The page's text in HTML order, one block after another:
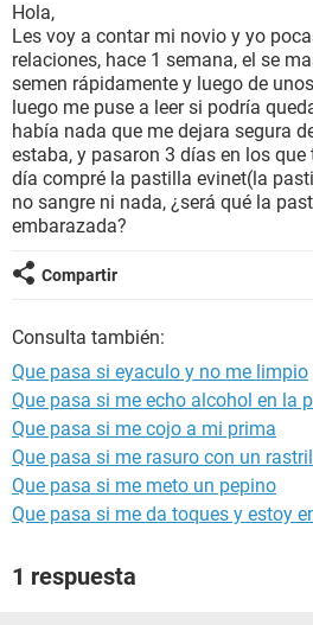
SEXUALIDAD
GLOSARIO
Hola,
Les voy a contar mi novio y yo
relaciones, hace 1 semana, el se
semen rápidamente y luego de
luego me puse a leer si podría
había nada que me dejara segura
estaba, y pasaron 3 días en los
día compré la pastilla evinet(la
no sangre ni nada, ¿será qué la
embarazada?
Compartir
Consulta también:
Que pasa si eyaculo y no me limpio
Que pasa si me echo alcohol en la
Que pasa si me cojo a mi prima
Que pasa si me rasuro con un
Que pasa si me meto un pepino
Que pasa si me da toques y estoy
1 respuesta